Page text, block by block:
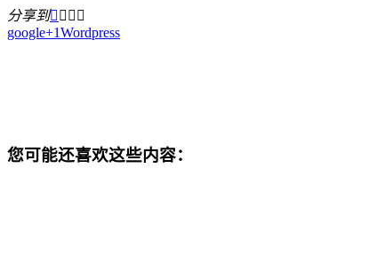
分享到   
google+1Wordpress
您可能还喜欢这些内容：